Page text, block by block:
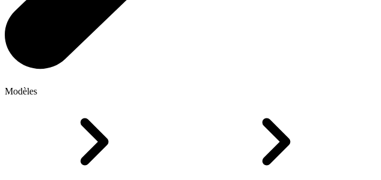
Modèles